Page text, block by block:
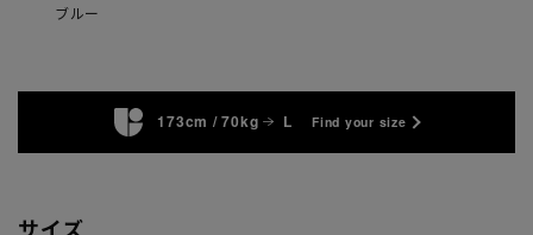
ブルー
173cm / 70kg L Find your size
サイズ